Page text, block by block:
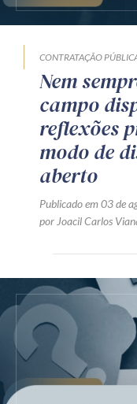
CONTRATAÇÃO
Nem
campo
reflexões
modo de
aberto
Publicado em 03 de
por Joacil Carlos